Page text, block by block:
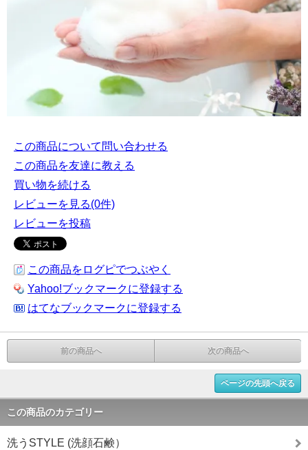
この商品について問い合わせる
この商品を友達に教える
買い物を続ける
レビューを見る(0件)
レビューを投稿
この商品をログピでつぶやく
Yahoo!ブックマークに登録する
はてなブックマークに登録する
前の商品へ 次の商品へ
ページの先頭へ戻る
この商品のカテゴリー
洗うSTYLE (洗顔石鹸）